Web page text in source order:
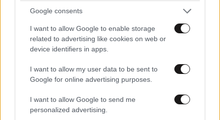
Google consents
I want to allow Google to enable storage
related to advertising like cookies on web or
device identifiers in apps.
I want to allow my user data to be sent to
Google for online advertising purposes.
I want to allow Google to send me
personalized advertising.